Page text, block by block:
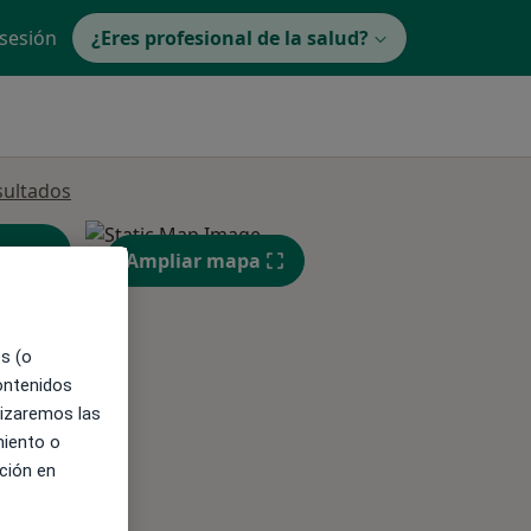
¿Eres profesional de la salud?
Ampliar mapa
(o
las
o
en